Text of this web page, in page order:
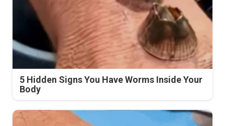
5 Hidden Signs You Have Worms Inside Your
Body